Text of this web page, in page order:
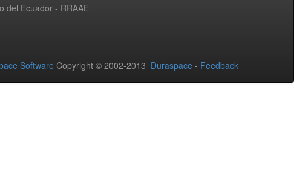
del Ecuador - RRAAE
Software Copyright © 2002-2013 Duraspace - Feedback